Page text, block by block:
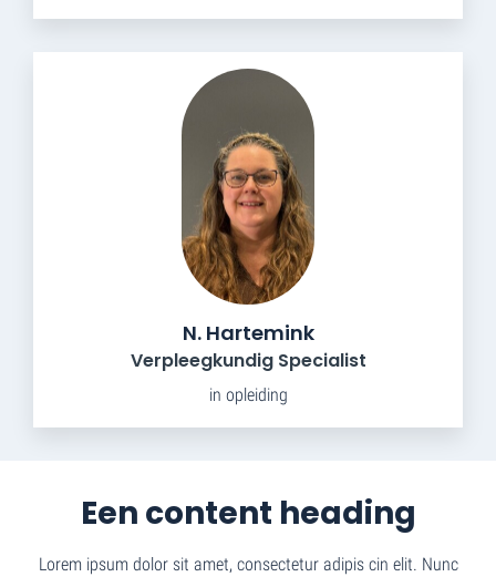
N. Hartemink
Verpleegkundig Specialist
in opleiding
Een content heading
Lorem ipsum dolor sit amet, consectetur adipis cin elit. Nunc